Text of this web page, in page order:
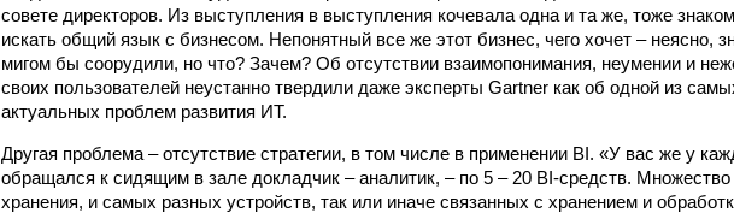
совете директоров. Из выступления в выступления кочевала одна и та же, тоже
искать общий язык с бизнесом. Непонятный все же этот бизнес, чего хочет – неясно,
мигом бы соорудили, но что? Зачем? Об отсутствии взаимопонимания, неумении и
своих пользователей неустанно твердили даже эксперты Gartner как об одной из
актуальных проблем развития ИТ.
Другая проблема – отсутствие стратегии, в том числе в применении BI. «У вас же у
обращался к сидящим в зале докладчик – аналитик, – по 5 – 20 BI-средств.
хранения, и самых разных устройств, так или иначе связанных с хранением и